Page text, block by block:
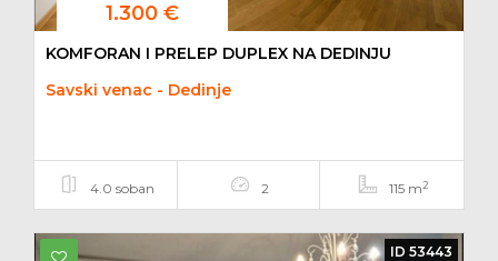
1.300 €
KOMFORAN I PRELEP DUPLEX NA DEDINJU
Savski venac - Dedinje
4.0 soban 2 115 m2
ID 53443